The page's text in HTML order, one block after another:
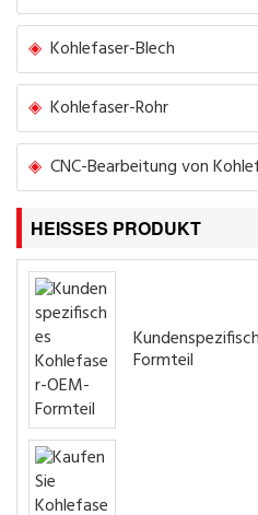
Kohlefaser-Blech
Kohlefaser-Rohr
CNC-Bearbeitung von
HEISSES PRODUKT
Formteil